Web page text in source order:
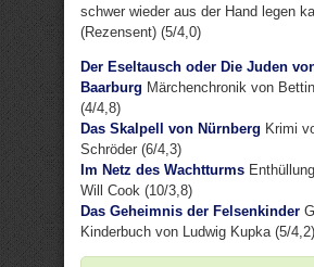
schwer wieder aus der Hand legen
(Rezensent) (5/4,0)
Der Eseltausch oder Die Juden
Baarburg Märchenchronik von
(4/4,8)
Das Skalpell von Nürnberg Krimi
Schröder (6/4,3)
Im Netz des Wachtturms
Will Cook (10/3,8)
Das Geheimnis der Felsenkinder
Kinderbuch von Ludwig Kupka (5/4,2)